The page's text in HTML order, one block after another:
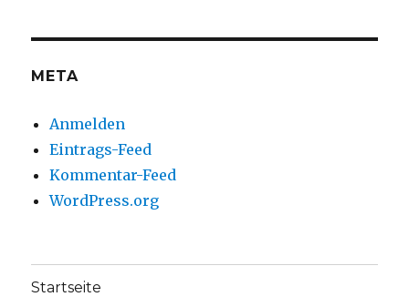
anzeigenanzeigen
META
Anmelden
Eintrags-Feed
Kommentar-Feed
WordPress.org
Startseite